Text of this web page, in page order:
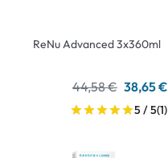
ReNu Advanced 3x360ml
44,58 € 38,65 €
5 / 5(1)